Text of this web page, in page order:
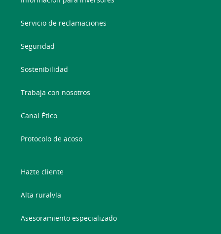
Servicio de reclamaciones
Seguridad
Sostenibilidad
Trabaja con nosotros
Canal Ético
Protocolo de acoso
Hazte cliente
Alta ruralvía
Asesoramiento especializado